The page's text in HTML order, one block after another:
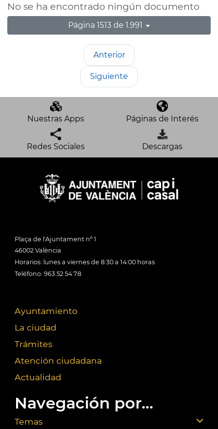
No se ha encontrado ningún documento
Página 1513 de 1.991
Anterior
Siguiente
Nuestras Apps Páginas de Interés
Redes Sociales Descargas
Plaça de l'Ajuntament nº 1
46002 València
Horarios: lunes a viernes de 8:30 a 14:00 horas
Teléfono: 963 52 54 78
Ayuntamiento
La ciudad
Trámites
Atención ciudadana
Actualidad
Navegación por...
Temas